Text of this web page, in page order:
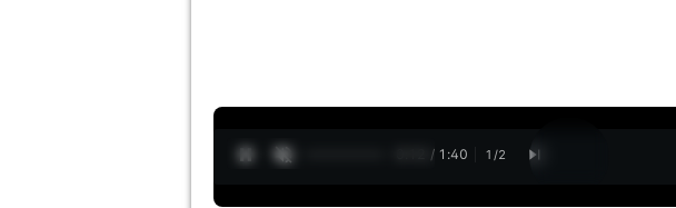
0:13 / 1:40 1 /2